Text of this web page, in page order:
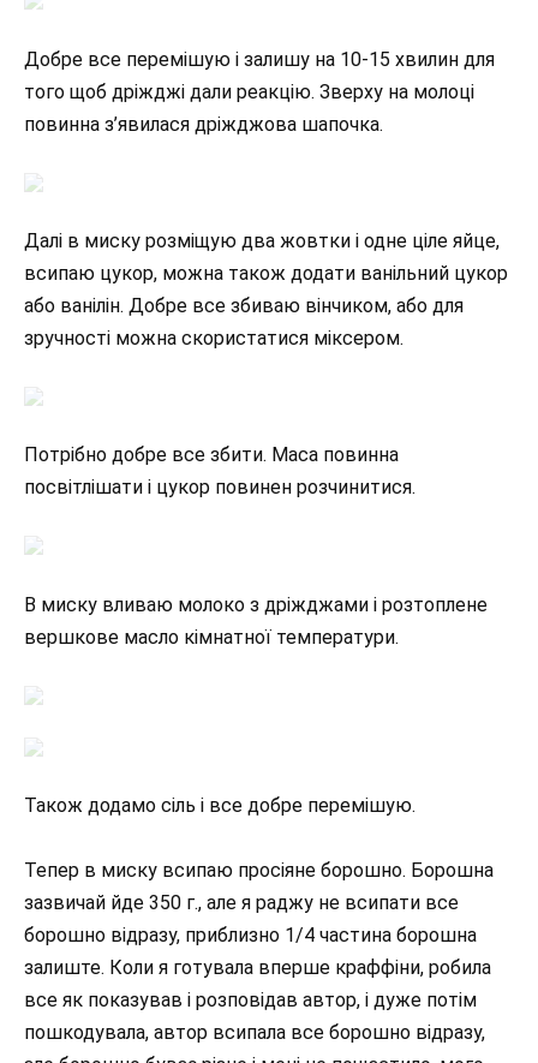
Добре все перемішую і залишу на 10-15 хвилин для
того щоб дріжджі дали реакцію. Зверху на молоці
повинна з’явилася дріжджова шапочка.
Далі в миску розміщую два жовтки і одне ціле яйце,
всипаю цукор, можна також додати ванільний цукор
або ванілін. Добре все збиваю вінчиком, або для
зручності можна скористатися міксером.
Потрібно добре все збити. Маса повинна
посвітлішати і цукор повинен розчинитися.
В миску вливаю молоко з дріжджами і розтоплене
вершкове масло кімнатної температури.
Також додамо сіль і все добре перемішую.
Тепер в миску всипаю просіяне борошно. Борошна
зазвичай йде 350 г., але я раджу не всипати все
борошно відразу, приблизно 1/4 частина борошна
залиште. Коли я готувала вперше краффіни, робила
все як показував і розповідав автор, і дуже потім
пошкодувала, автор всипала все борошно відразу,